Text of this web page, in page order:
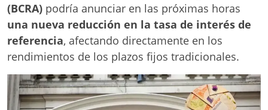
(BCRA) podría anunciar en las próximas horas
una nueva reducción en la tasa de interés de
referencia, afectando directamente en los
rendimientos de los plazos fijos tradicionales.